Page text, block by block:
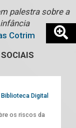
palestra sobre a
Cotrim
Biblioteca Digital
os riscos da